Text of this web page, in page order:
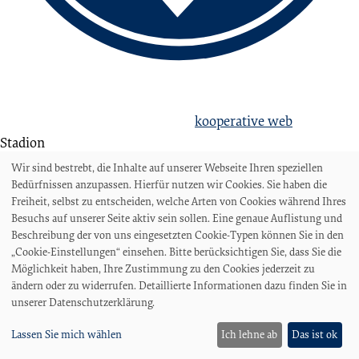
kooperative web
Stadion
Stadion am Panzenberg
Sportanlage Hohweg
Stadionordnung
Stadionzeitung
Fans
Heim
Gast
Live im TV
Wir sind bestrebt, die Inhalte auf unserer Webseite Ihren speziellen
Bedürfnissen anzupassen. Hierfür nutzen wir Cookies. Sie haben die
Freiheit, selbst zu entscheiden, welche Arten von Cookies während Ihres
Besuchs auf unserer Seite aktiv sein sollen. Eine genaue Auflistung und
Beschreibung der von uns eingesetzten Cookie-Typen können Sie in den
„Cookie-Einstellungen“ einsehen. Bitte berücksichtigen Sie, dass Sie die
Möglichkeit haben, Ihre Zustimmung zu den Cookies jederzeit zu
ändern oder zu widerrufen. Detaillierte Informationen dazu finden Sie in
unserer Datenschutzerklärung.
Lassen Sie mich wählen Ich lehne ab Das ist ok